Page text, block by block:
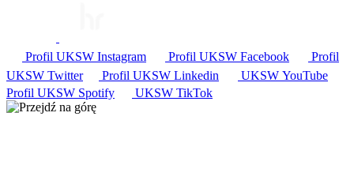
Profil UKSW Instagram Profil UKSW Facebook
Profil
UKSW Twitter Profil UKSW Linkedin UKSW YouTube
Profil UKSW Spotify UKSW TikTok